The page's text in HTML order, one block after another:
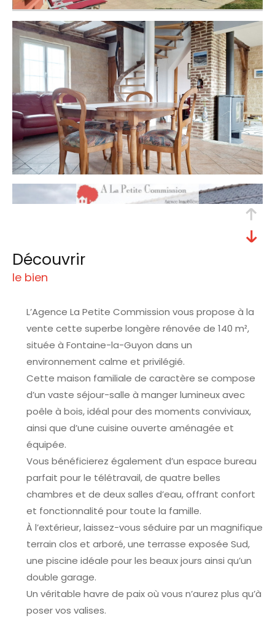
découvrir
le bien
L’Agence La Petite Commission vous propose à la
vente cette superbe longère rénovée de 140 m²,
située à Fontaine-la-Guyon dans un
environnement calme et privilégié.
Cette maison familiale de caractère se compose
d’un vaste séjour-salle à manger lumineux avec
poêle à bois, idéal pour des moments conviviaux,
ainsi que d’une cuisine ouverte aménagée et
équipée.
Vous bénéficierez également d’un espace bureau
parfait pour le télétravail, de quatre belles
chambres et de deux salles d’eau, offrant confort
et fonctionnalité pour toute la famille.
À l’extérieur, laissez-vous séduire par un magnifique
terrain clos et arboré, une terrasse exposée Sud,
une piscine idéale pour les beaux jours ainsi qu’un
double garage.
Un véritable havre de paix où vous n’aurez plus qu’à
poser vos valises.